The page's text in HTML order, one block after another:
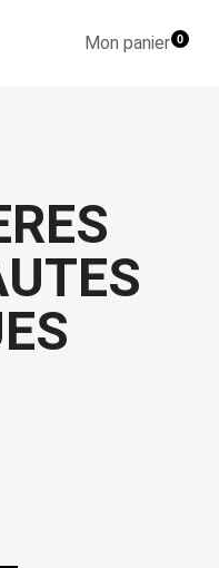
Mon panier0